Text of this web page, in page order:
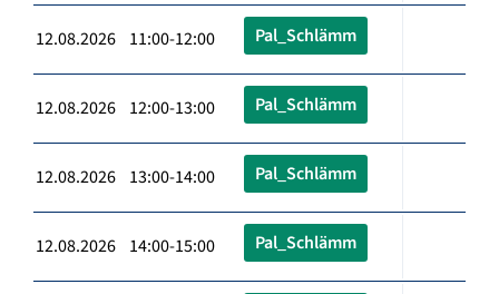
12.08.2026 11:00-12:00 Pal_Schlämm
12.08.2026 12:00-13:00 Pal_Schlämm
12.08.2026 13:00-14:00 Pal_Schlämm
12.08.2026 14:00-15:00 Pal_Schlämm